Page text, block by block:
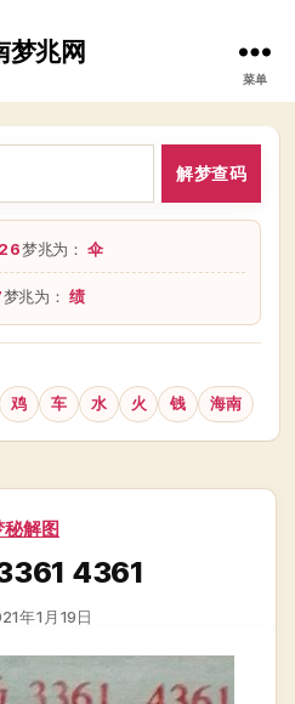
梦兆网
菜单
解梦查码
梦兆为：伞
梦兆为：绩
鸡 车 水 火 钱 海南
分
秘解图
4361
年1月19日